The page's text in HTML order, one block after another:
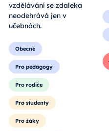
vzdělávání se zdaleka
neodehrává jen v
učebnách.
Obecné
Pro pedagogy
Pro rodiče
Pro studenty
Pro žáky